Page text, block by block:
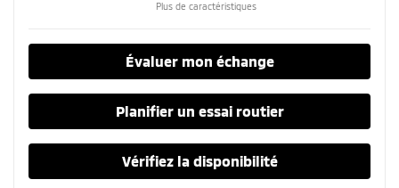
Plus de caractéristiques
Évaluer mon échange
Planifier un essai routier
Vérifiez la disponibilité